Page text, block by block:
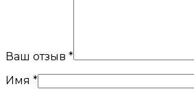
Ваш отзыв *
Имя *